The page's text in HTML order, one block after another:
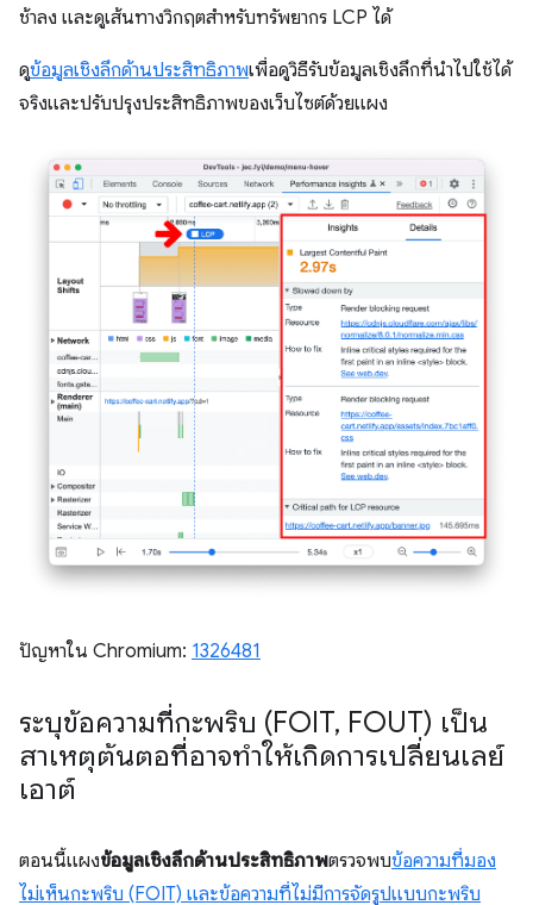
ช้าลง และดูเส้นทางวิกฤตสำหรับทรัพยากร LCP ได้
ดูข้อมูลเชิงลึกด้านประสิทธิภาพเพื่อดูวิธีรับข้อมูลเชิงลึกที่นําไปใช้ได้
จริงและปรับปรุงประสิทธิภาพของเว็บไซต์ด้วยแผง
ปัญหาใน Chromium: 1326481
ระบุข้อความที่กะพริบ (FOIT, FOUT) เป็น
สาเหตุต้นตอที่อาจทำให้เกิดการเปลี่ยนเลย์
เอาต์
ตอนนี้แผงข้อมูลเชิงลึกด้านประสิทธิภาพตรวจพบข้อความที่มอง
ไม่เห็นกะพริบ (FOIT) และข้อความที่ไม่มีการจัดรูปแบบกะพริบ